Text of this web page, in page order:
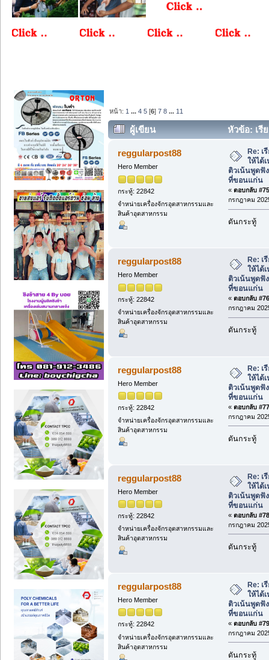
หน้า: 1 ...4 5 [6]7 8 ... 11
ผู้เขียน
หัวข้อ: เรี
ภาษา ติวเน้นพูดฟังและสนทนาอังกฤษ
reggularpost88
Hero Member
กระทู้: 22842
จำหน่ายเครื่องจักรอุตสาหกรรมและ
สินค้าอุตสาหกรรม
Re: เ
ให้ได้
ติวเน้นพูดฟั
ที่ขอนแก่น
« ตอบกลับ
กรกฎาคม
ดันกระทู้
reggularpost88
Hero Member
กระทู้: 22842
จำหน่ายเครื่องจักรอุตสาหกรรมและ
สินค้าอุตสาหกรรม
Re: เ
ให้ได้
ติวเน้นพูดฟั
ที่ขอนแก่น
« ตอบกลับ
กรกฎาคม
ดันกระทู้
reggularpost88
Hero Member
กระทู้: 22842
จำหน่ายเครื่องจักรอุตสาหกรรมและ
สินค้าอุตสาหกรรม
Re: เ
ให้ได้
ติวเน้นพูดฟั
ที่ขอนแก่น
« ตอบกลับ
กรกฎาคม
ดันกระทู้
reggularpost88
Hero Member
กระทู้: 22842
จำหน่ายเครื่องจักรอุตสาหกรรมและ
สินค้าอุตสาหกรรม
Re: เ
ให้ได้
ติวเน้นพูดฟั
ที่ขอนแก่น
« ตอบกลับ
กรกฎาคม
ดันกระทู้
reggularpost88
Hero Member
กระทู้: 22842
จำหน่ายเครื่องจักรอุตสาหกรรมและ
สินค้าอุตสาหกรรม
Re: เ
ให้ได้
ติวเน้นพูดฟั
ที่ขอนแก่น
« ตอบกลับ
กรกฎาคม
ดันกระทู้